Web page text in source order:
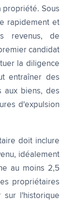
propriété. Sous
rapidement et
revenus, de
candidat
la diligence
entraîner des
aux biens, des
d'expulsion
doit inclure
idéalement
au moins 2,5
propriétaires
sur l'historique